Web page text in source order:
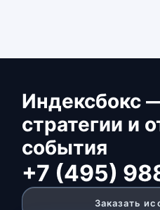
Индексбокс
стратегии и
события
+7 (495)
Заказать